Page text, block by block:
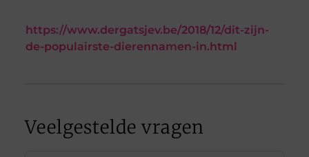
https://www.dergatsjev.be/2018/12/dit-zijn-
de-populairste-dierennamen-in.html
Veelgestelde vragen